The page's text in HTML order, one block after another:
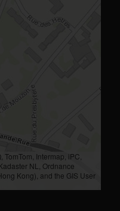
Intermap, iPC,
NL, Ordnance
Kong), and the GIS User